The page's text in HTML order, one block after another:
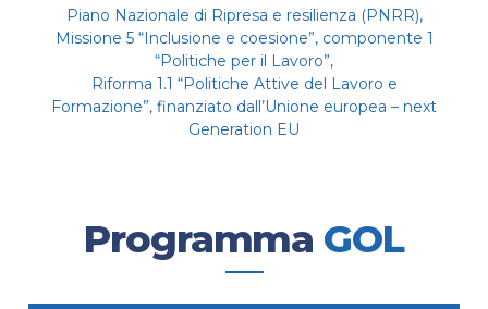
Piano Nazionale di Ripresa e resilienza (PNRR),
Missione 5 “Inclusione e coesione”, componente 1
“Politiche per il Lavoro”,
Riforma 1.1 “Politiche Attive del Lavoro e
Formazione”, finanziato dall’Unione europea – next
Generation EU
Programma GOL